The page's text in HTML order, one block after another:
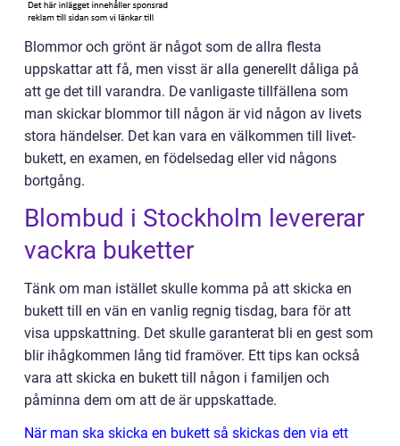
Blommor och grönt är något som de allra flesta
uppskattar att få, men visst är alla generellt dåliga på
att ge det till varandra. De vanligaste tillfällena som
man skickar blommor till någon är vid någon av livets
stora händelser. Det kan vara en välkommen till livet-
bukett, en examen, en födelsedag eller vid någons
bortgång.
Blombud i Stockholm levererar
vackra buketter
Tänk om man istället skulle komma på att skicka en
bukett till en vän en vanlig regnig tisdag, bara för att
visa uppskattning. Det skulle garanterat bli en gest som
blir ihågkommen lång tid framöver. Ett tips kan också
vara att skicka en bukett till någon i familjen och
påminna dem om att de är uppskattade.
När man ska skicka en bukett så skickas den via ett